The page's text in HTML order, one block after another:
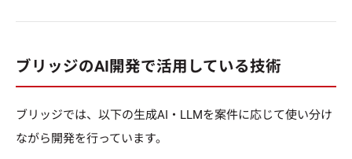
ブリッジのAI開発で活用している技術
ブリッジでは、以下の生成AI・LLMを案件に応じて使い分け
ながら開発を行っています。